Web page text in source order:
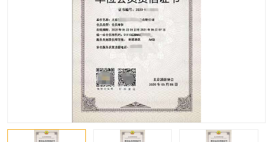
矿用设备检修资质